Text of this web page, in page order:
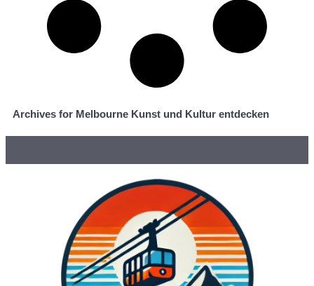
Archives for Melbourne Kunst und Kultur entdecken